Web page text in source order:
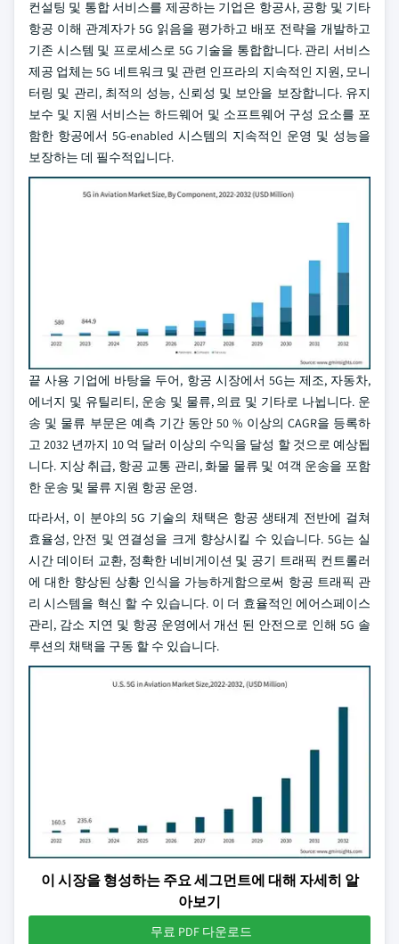
컨설팅 및 통합 서비스를 제공하는 기업은 항공사, 공항 및 기타
항공 이해 관계자가 5G 읽음을 평가하고 배포 전략을 개발하고
기존 시스템 및 프로세스로 5G 기술을 통합합니다. 관리 서비스
제공 업체는 5G 네트워크 및 관련 인프라의 지속적인 지원, 모니
터링 및 관리, 최적의 성능, 신뢰성 및 보안을 보장합니다. 유지
보수 및 지원 서비스는 하드웨어 및 소프트웨어 구성 요소를 포
함한 항공에서 5G-enabled 시스템의 지속적인 운영 및 성능을
보장하는 데 필수적입니다.
끝 사용 기업에 바탕을 두어, 항공 시장에서 5G는 제조, 자동차,
에너지 및 유틸리티, 운송 및 물류, 의료 및 기타로 나뉩니다. 운
송 및 물류 부문은 예측 기간 동안 50 % 이상의 CAGR을 등록하
고 2032 년까지 10 억 달러 이상의 수익을 달성 할 것으로 예상됩
니다. 지상 취급, 항공 교통 관리, 화물 물류 및 여객 운송을 포함
한 운송 및 물류 지원 항공 운영.
따라서, 이 분야의 5G 기술의 채택은 항공 생태계 전반에 걸쳐
효율성, 안전 및 연결성을 크게 향상시킬 수 있습니다. 5G는 실
시간 데이터 교환, 정확한 네비게이션 및 공기 트래픽 컨트롤러
에 대한 향상된 상황 인식을 가능하게함으로써 항공 트래픽 관
리 시스템을 혁신 할 수 있습니다. 이 더 효율적인 에어스페이스
관리, 감소 지연 및 항공 운영에서 개선 된 안전으로 인해 5G 솔
루션의 채택을 구동 할 수 있습니다.
이 시장을 형성하는 주요 세그먼트에 대해 자세히 알
아보기
무료 PDF 다운로드